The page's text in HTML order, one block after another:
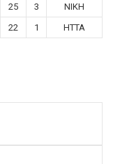
25 3
ΝΙΚΗ
22 1 ΗΤΤΑ